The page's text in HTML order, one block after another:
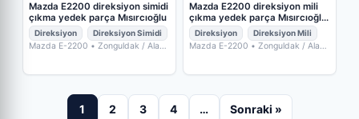
Mazda E2200 direksiyon simidi
çıkma yedek parça Mısırcıoğlu
Direksiyon Direksiyon Simidi
Mazda E-2200 • Zonguldak / Alaplı
Mazda E2200 direksiyon mili
çıkma yedek parça Mısırcıoğlu
otDireksiyon Direksiyon Mili
Mazda E-2200 • Zonguldak / Alaplı
1 2 3 4 … Sonraki »